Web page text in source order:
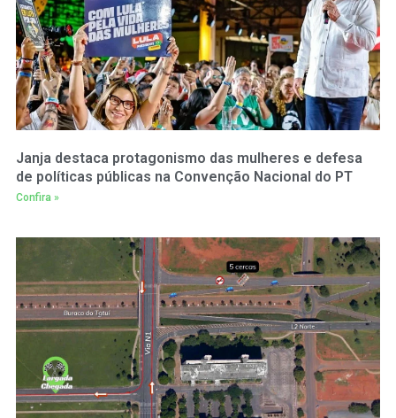
Janja destaca protagonismo das mulheres e defesa
de políticas públicas na Convenção Nacional do PT
Confira »